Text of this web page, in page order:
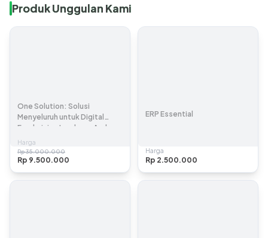
Produk Unggulan Kami
One Solution: Solusi
Menyeluruh untuk Digital
Fundraising Lembaga Anda
Harga
Rp 35.000.000
Rp 9.500.000
ERP Essential
Harga
Rp 2.500.000